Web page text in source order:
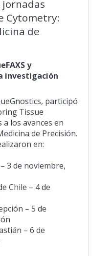
jornadas
Cytometry:
de
y
investigación
participó
Tissue
a los avances en
de Precisión.
en:
3 de noviembre,
Chile – 4 de
– 5 de
– 6 de